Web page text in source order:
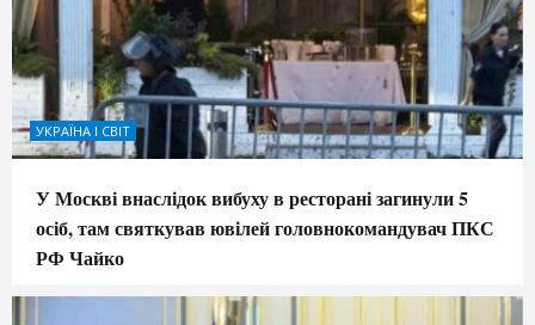
УКРАЇНА І СВІТ
У Москві внаслідок вибуху в ресторані загинули 5
осіб, там святкував ювілей головнокомандувач ПКС
РФ Чайко